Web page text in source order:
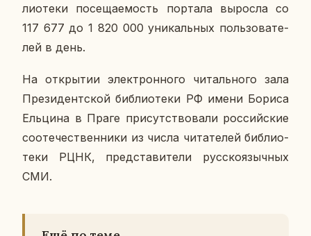
лио­те­ки по­се­ща­е­мость пор­та­ла вы­рос­ла со
117 677 до 1 820 000 уни­каль­ных поль­зо­ва­те­
лей в день.
На от­кры­тии элек­трон­но­го чи­таль­но­го зала
Пре­зи­дент­ской биб­лио­те­ки РФ имени Бориса
Ель­ци­на в Праге при­сут­ство­ва­ли рос­сий­ские
со­оте­че­ствен­ни­ки из числа чи­та­те­лей биб­лио­
те­ки РЦНК, пред­ста­ви­те­ли рус­ско­языч­ных
СМИ.